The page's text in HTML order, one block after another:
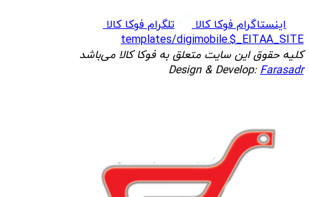
اینستاگرام فوکا کالا
تلگرام فوکا کالا
templates/digimobile.$_EITAA_SITE
کلیه حقوق این سایت متعلق به فوکا کالا می‌باشد
Design & Develop:Farasadr